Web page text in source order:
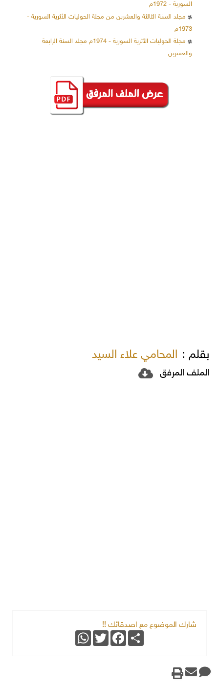
السورية - 1972م
مجلد السنة الثالثة والعشربن من مجلة الحوليات الأثرية السورية -
1973م
مجلة الحوليات الأثرية السورية - 1974م مجلد السنة الرابعة
والعشربن
بقلم : المحامي علاء السيد
الملف المرفق
شارك الموضوع مع اصدقائك !!
Share
Facebook
Twitter
WhatsApp